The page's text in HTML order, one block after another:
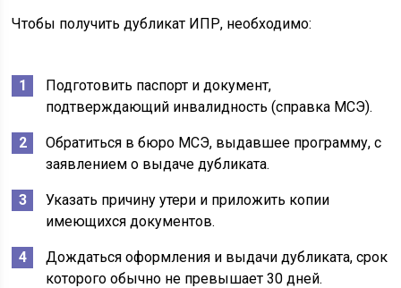
Чтобы получить дубликат ИПР, необходимо:
Подготовить паспорт и документ,
подтверждающий инвалидность (справка МСЭ).
Обратиться в бюро МСЭ, выдавшее программу, с
заявлением о выдаче дубликата.
Указать причину утери и приложить копии
имеющихся документов.
Дождаться оформления и выдачи дубликата, срок
которого обычно не превышает 30 дней.